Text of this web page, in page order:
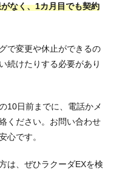
なく、1カ月目でも契約
で変更や休止ができるの
続けたりする必要があり
10日前までに、電話かメ
ください。お問い合わせ
心です。
は、ぜひラクーダEXを検